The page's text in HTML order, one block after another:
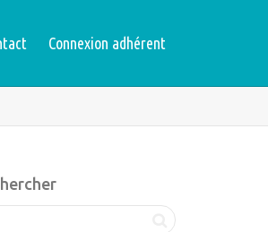
Connexion adhérent